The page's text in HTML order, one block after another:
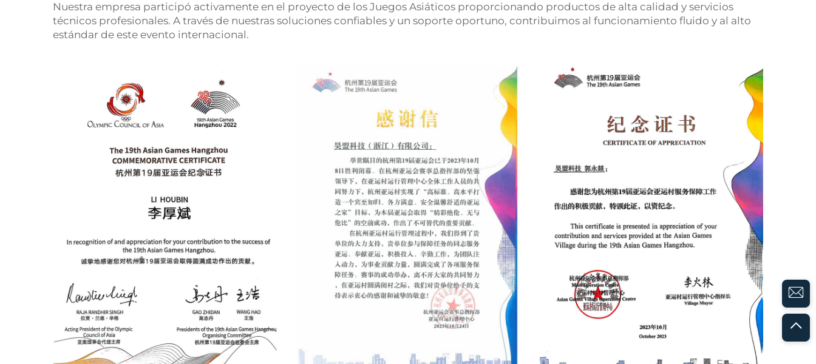
Nuestra empresa participó activamente en el proyecto de los Juegos Asiáticos proporcionando productos de alta calidad y servicios
técnicos profesionales. A través de nuestras soluciones confiables y un soporte oportuno, contribuimos al funcionamiento fluido y al alto
estándar de este evento internacional.